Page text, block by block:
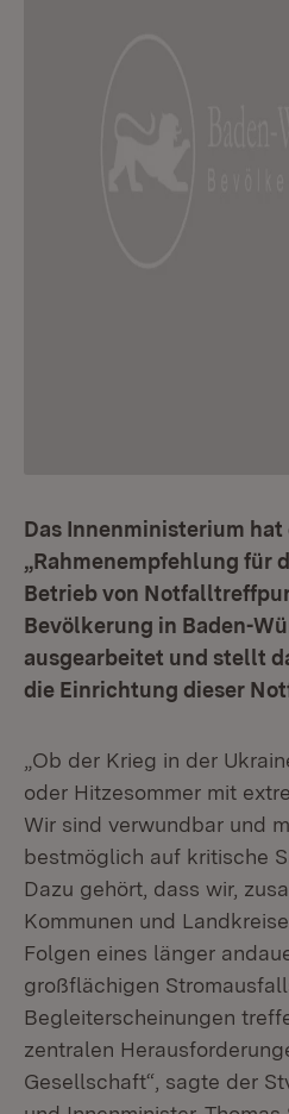
Das Innenministerium hat
„Rahmenempfehlung für
Betrieb von
Bevölkerung in Baden-
ausgearbeitet und stellt
die Einrichtung dieser
„Ob der Krieg in der
oder Hitzesommer mit
Wir sind verwundbar und
bestmöglich auf kritische
Dazu gehört, dass wir,
Kommunen und
Folgen eines länger
großflächigen
Begleiterscheinungen
zentralen
Gesellschaft“, sagte der